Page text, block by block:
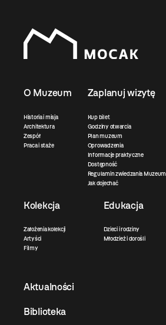
O Muzeum
Historia i misja
Architektura
Zespół
Praca i staże
Zaplanuj wizytę
Kup bilet
Godziny otwarcia
Plan muzeum
Oprowadzenia
Informacje praktyczne
Dostępność
Regulamin zwiedzania Muzeum
Jak dojechać
Kolekcja
Założenia kolekcji
Artyści
Filmy
Edukacja
Dzieci i rodziny
Młodzież i dorośli
Aktualności
Biblioteka